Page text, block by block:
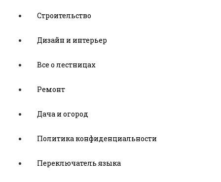
Строительство
Дизайн и интерьер
Все о лестницах
Ремонт
Дача и огород
Политика конфиденциальности
Переключатель языка